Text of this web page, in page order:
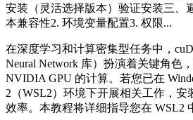
安装（灵活选择版本）​​验证安装​​三、
本兼容性​​​​2. 环境变量配置​​​​3. 权限...
在深度学习和计算密集型任务中，
Neural Network 库）扮演着关键角色
NVIDIA GPU 的计算。若您已在
2（WSL2）环境下开展相关工作，安
效率。本教程将详细指导您在 WSL2